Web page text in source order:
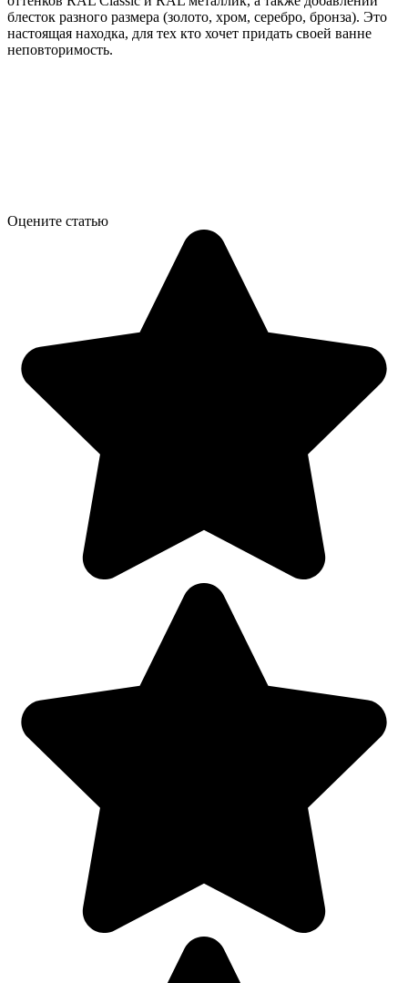
блесток разного размера (золото, хром, серебро, бронза). Это
настоящая находка, для тех кто хочет придать своей ванне
неповторимость.
Оцените статью